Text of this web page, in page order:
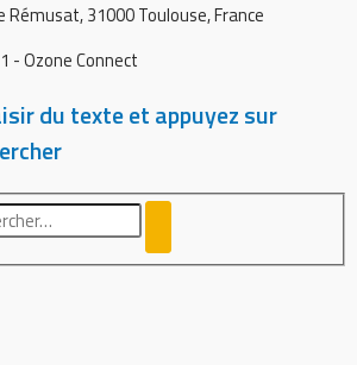
Rémusat, 31000 Toulouse, France
- Ozone Connect
du texte et appuyez sur